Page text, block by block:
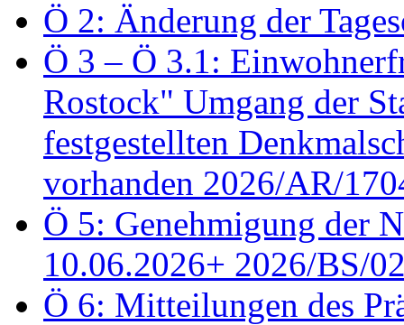
Ö 2: Änderung der
Ö 3 – Ö 3.1:
Rostock" Umgang der
festgestellten
vorhanden 2026/AR/
Ö 5: Genehmigung der
10.06.2026+ 2026/BS/
Ö 6: Mitteilungen des